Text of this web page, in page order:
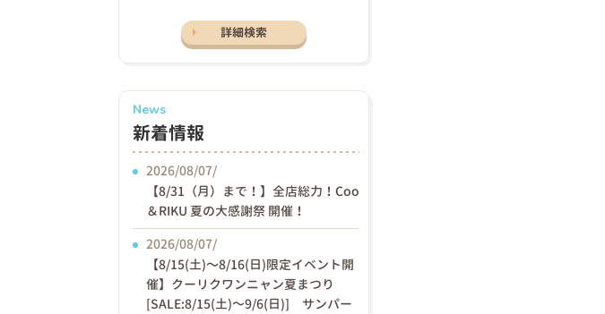
詳細検索
News
新着情報
2026/08/07/
【8/31（月）まで！】全店総力！Coo
＆RIKU 夏の大感謝祭 開催！
2026/08/07/
【8/15(土)〜8/16(日)限定イベント開
催】クーリクワンニャン夏まつり
[SALE:8/15(土)～9/6(日)] サンパー